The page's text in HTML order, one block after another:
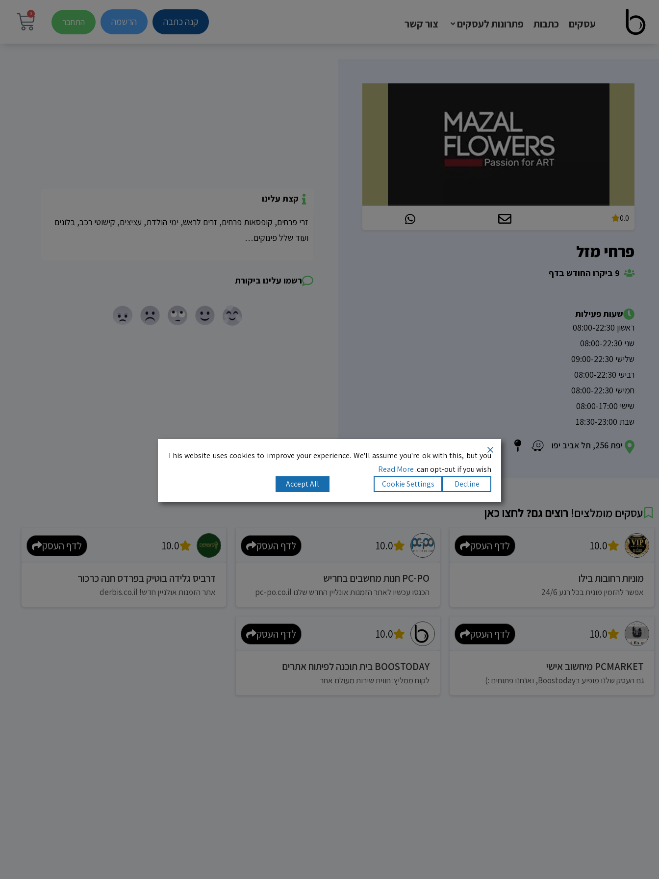
עסקים כתבות פתרונות לעסקים צור קשר קנה כתבה הרשמה התחבר
0
0.0
פרחי מזל
שעות פעילות
ראשון 08:00-22:30
שני 08:00-22:30
שלישי 09:00-22:30
רביעי 08:00-22:30
חמישי 08:00-22:30
שישי 08:00-17:00
שבת 18:30-23:00
יפת 256, תל אביב יפו
קצת עלינו
זרי פרחים, קופסאות פרחים, זרים לראש, ימי הולדת, עציצים, קישוטי רכב, בלונים
ועוד שלל פינוקים…
רשמו עלינו ביקורת
עסקים מומלצים! רוצים גם? לחצו כאן
10.0 לדף העסק
מוניות רחובות בילו
אפשר להזמין מונית בכל רגע 24/6
10.0 לדף העסק
PC-PO חנות מחשבים בחריש
הכנסו עכשיו לאתר הזמנות אונליין החדש שלנו pc-po.co.il
10.0 לדף העסק
דרביס גלידה בוטיק בפרדס חנה כרכור
אתר הזמנות אולניין חדש! derbis.co.il
10.0 לדף העסק
PCMARKET מיחשוב אישי
גם העסק שלנו מופיע בBoostoday, ואנחנו פתוחים :)
10.0 לדף העסק
BOOSTODAY בית תוכנה לפיתוח אתרים
לקוח ממליץ: חווית שירות מעולם אחר
This website uses cookies to improve your experience. We'll assume you're ok with this, but you
can opt-out if you wish.
Read More
Decline
Cookie Settings
Accept All